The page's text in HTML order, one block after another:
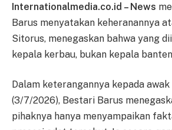
Internationalmedia.co.id – News
Barus menyatakan keheranannya
Sitorus, menegaskan bahwa yang
kepala kerbau, bukan kepala
Dalam keterangannya kepada
(3/7/2026), Bestari Barus
pihaknya hanya menyampaikan